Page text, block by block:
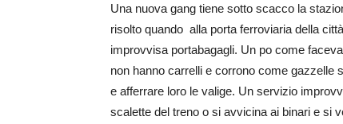
Una nuova gang tiene sotto scacco la
risolto quando alla porta ferroviaria della
improvvisa portabagagli. Un po come
non hanno carrelli e corrono come gazzelle
e afferrare loro le valige. Un servizio
scalette del treno o si avvicina ai binari e si